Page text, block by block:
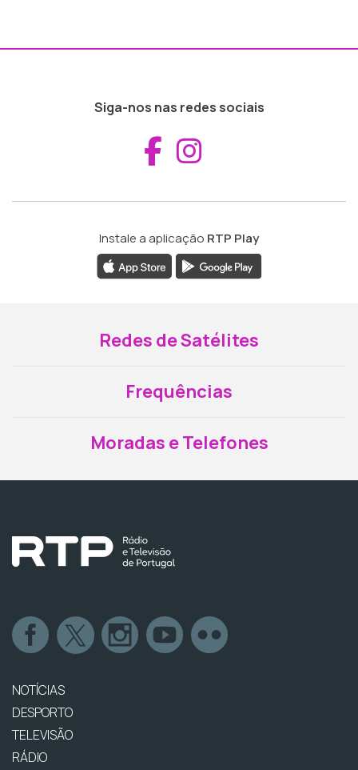
Siga-nos nas redes sociais
Aceder ao
Instale a aplicação RTP Play
Redes de Satélites
Frequências
Moradas e Telefones
NOTÍCIAS
DESPORTO
TELEVISÃO
RÁDIO